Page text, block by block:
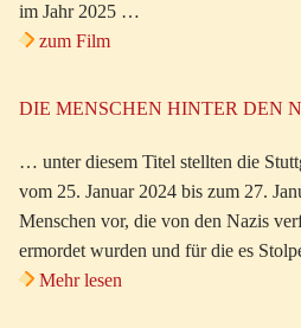
im Jahr 2025 …
zum Film
DIE MENSCHEN HINTER DEN
… unter diesem Titel stellten die
vom 25. Januar 2024 bis zum 27.
Menschen vor, die von den Nazis
ermordet wurden und für die es
Mehr lesen